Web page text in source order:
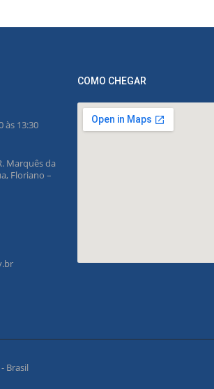
às 13:30
Marquês da
Floriano –
COMO CHEGAR
Brasil